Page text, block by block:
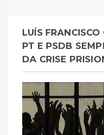
LUÍS
PT E PSDB
DA CRISE